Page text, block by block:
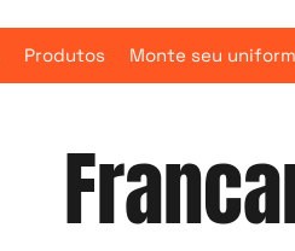
Produtos Monte seu